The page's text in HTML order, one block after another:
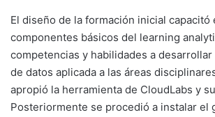
El diseño de la formación inicial capacitó
componentes básicos del learning
competencias y habilidades a
de datos aplicada a las áreas
apropió la herramienta de CloudLabs y
Posteriormente se procedió a instalar el